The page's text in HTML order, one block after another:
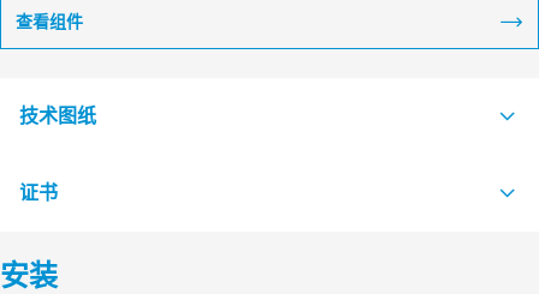
查看组件
技术图纸
S1005558 G FRAME +SINGLE AND +COMBINATION FRAME
证书
认证机构
安装